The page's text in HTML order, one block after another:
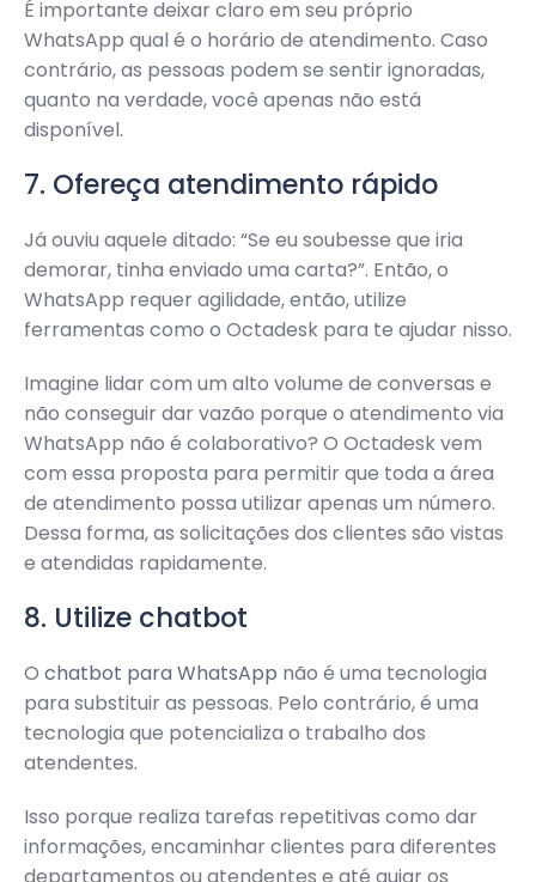
É importante deixar claro em seu próprio
WhatsApp qual é o horário de atendimento. Caso
contrário, as pessoas podem se sentir ignoradas,
quanto na verdade, você apenas não está
disponível.
7. Ofereça atendimento rápido
Já ouviu aquele ditado: “Se eu soubesse que iria
demorar, tinha enviado uma carta?”. Então, o
WhatsApp requer agilidade, então, utilize
ferramentas como o Octadesk para te ajudar nisso.
Imagine lidar com um alto volume de conversas e
não conseguir dar vazão porque o atendimento via
WhatsApp não é colaborativo? O Octadesk vem
com essa proposta para permitir que toda a área
de atendimento possa utilizar apenas um número.
Dessa forma, as solicitações dos clientes são vistas
e atendidas rapidamente.
8. Utilize chatbot
O chatbot para WhatsApp não é uma tecnologia
para substituir as pessoas. Pelo contrário, é uma
tecnologia que potencializa o trabalho dos
atendentes.
Isso porque realiza tarefas repetitivas como dar
informações, encaminhar clientes para diferentes